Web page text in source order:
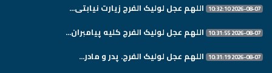
2026-08-07 10:32:10 اللهم عجل لولیک الفرج زیارت نیابتی...
2026-08-07 10:31:55 اللهم عجل لولیک الفرج کلیه پیامبران...
2026-08-07 10:31:19 اللهم عجل لولیک الفرج. پدر و مادر...